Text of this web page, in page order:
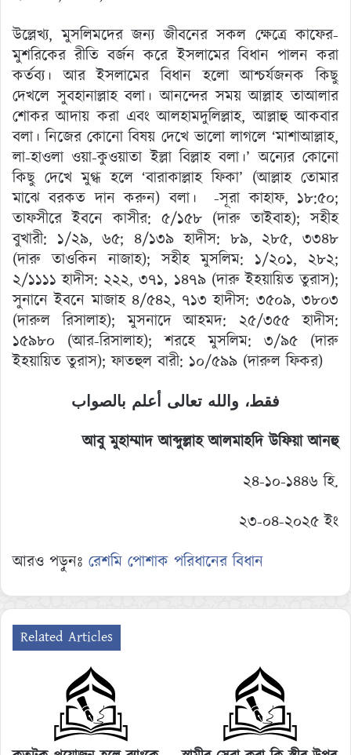
উল্লেখ্য, মুসলিমদের জন্য জীবনের সকল ক্ষেত্রে কাফের-
মুশরিকের রীতি বর্জন করে ইসলামের বিধান পালন করা
কর্তব্য। আর ইসলামের বিধান হলো আশ্চর্যজনক কিছু
দেখলে সুবহানাল্লাহ বলা। আনন্দের সময় আল্লাহ তাআলার
শোকর আদায় করা এবং আলহামদুলিল্লাহ, আল্লাহু আকবার
বলা। নিজের কোনো বিষয় দেখে ভালো লাগলে ‘মাশাআল্লাহ,
লা-হাওলা ওয়া-কুওয়াতা ইল্লা বিল্লাহ বলা।’ অন্যের কোনো
কিছু দেখে মুগ্ধ হলে ‘বারাকাল্লাহ ফিকা’ (আল্লাহ তোমার
মাঝে বরকত দান করুন) বলা। -সূরা কাহাফ, ১৮:৫০;
তাফসীরে ইবনে কাসীর: ৫/১৫৮ (দারু তাইবাহ); সহীহ
বুখারী: ১/২৯, ৬৫; ৪/১৩৯ হাদীস: ৮৯, ২৮৫, ৩৩৪৮
(দারু তাওকিন নাজাহ); সহীহ মুসলিম: ১/২০১, ২৮২;
২/১১১১ হাদীস: ২২২, ৩৭১, ১৪৭৯ (দারু ইহয়ায়িত তুরাস);
সুনানে ইবনে মাজাহ ৪/৫৪২, ৭১৩ হাদীস: ৩৫০৯, ৩৮০৩
(দারুল রিসালাহ); মুসনাদে আহমদ: ২৫/৩৫৫ হাদীস:
১৫৯৮০ (আর-রিসালাহ); শরহে মুসলিম: ৩/৯৫ (দারু
ইহয়ায়িত তুরাস); ফাতহুল বারী: ১০/৫৯৯ (দারুল ফিকর)
فقط، والله تعالى أعلم بالصواب
আবু মুহাম্মাদ আব্দুল্লাহ আলমাহদি উফিয়া আনহু
২৪-১০-১৪৪৬ হি.
২৩-০৪-২০২৫ ইং
আরও পড়ুনঃ রেশমি পোশাক পরিধানের বিধান
Related Articles